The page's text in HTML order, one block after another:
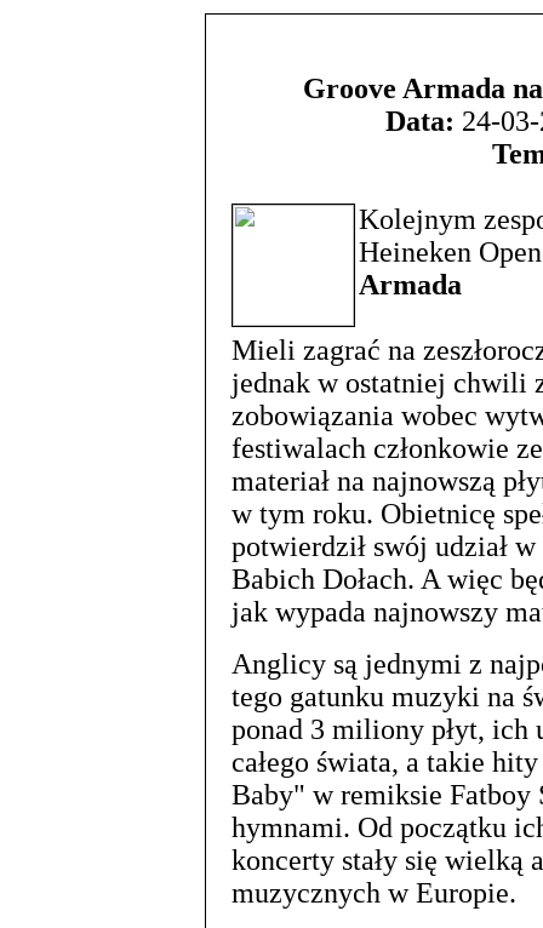
Groove Armada
Data: 24-
Kolejnym
Heineken
Armada
Mieli zagrać na
jednak w ostatniej chwili
zobowiązania wobec
festiwalach członkowie
materiał na najnowszą
w tym roku. Obietnicę
potwierdził swój udział
Babich Dołach. A więc
jak wypada najnowszy
Anglicy są jednymi z
tego gatunku muzyki na
ponad 3 miliony płyt, ich
całego świata, a takie
Baby" w remiksie Fatboy
hymnami. Od początku
koncerty stały się wielką
muzycznych w Europie.